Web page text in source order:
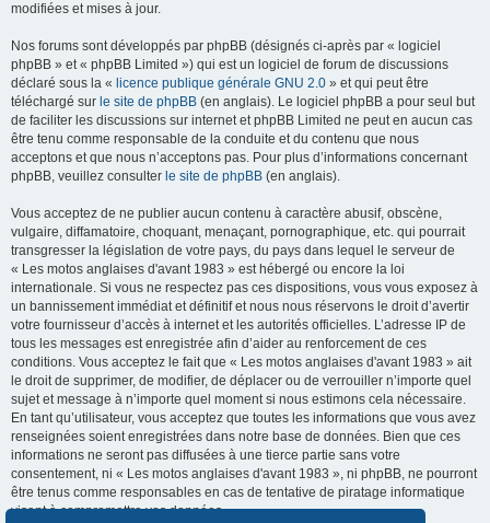
modifiées et mises à jour.
Nos forums sont développés par phpBB (désignés ci-après par « logiciel
phpBB » et « phpBB Limited ») qui est un logiciel de forum de discussions
déclaré sous la « licence publique générale GNU 2.0 » et qui peut être
téléchargé sur le site de phpBB (en anglais). Le logiciel phpBB a pour seul but
de faciliter les discussions sur internet et phpBB Limited ne peut en aucun cas
être tenu comme responsable de la conduite et du contenu que nous
acceptons et que nous n’acceptons pas. Pour plus d’informations concernant
phpBB, veuillez consulter le site de phpBB (en anglais).
Vous acceptez de ne publier aucun contenu à caractère abusif, obscène,
vulgaire, diffamatoire, choquant, menaçant, pornographique, etc. qui pourrait
transgresser la législation de votre pays, du pays dans lequel le serveur de
« Les motos anglaises d'avant 1983 » est hébergé ou encore la loi
internationale. Si vous ne respectez pas ces dispositions, vous vous exposez à
un bannissement immédiat et définitif et nous nous réservons le droit d’avertir
votre fournisseur d’accès à internet et les autorités officielles. L’adresse IP de
tous les messages est enregistrée afin d’aider au renforcement de ces
conditions. Vous acceptez le fait que « Les motos anglaises d'avant 1983 » ait
le droit de supprimer, de modifier, de déplacer ou de verrouiller n’importe quel
sujet et message à n’importe quel moment si nous estimons cela nécessaire.
En tant qu’utilisateur, vous acceptez que toutes les informations que vous avez
renseignées soient enregistrées dans notre base de données. Bien que ces
informations ne seront pas diffusées à une tierce partie sans votre
consentement, ni « Les motos anglaises d'avant 1983 », ni phpBB, ne pourront
être tenus comme responsables en cas de tentative de piratage informatique
visant à compromettre vos données.